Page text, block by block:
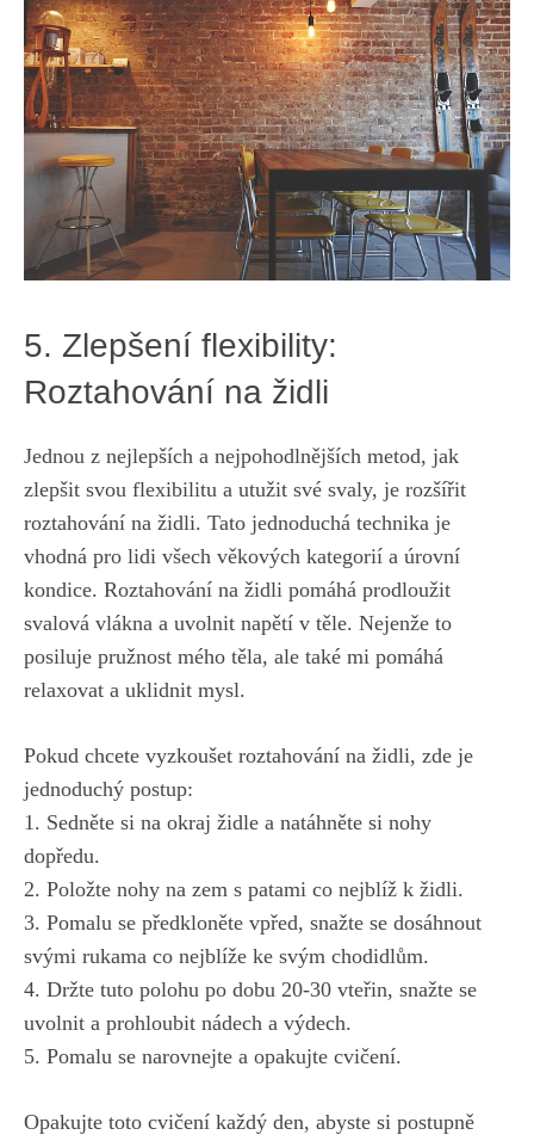
5. Zlepšení flexibility:
Roztahování‌ na židli
Jednou​ z nejlepších a nejpohodlnějších⁤ metod, jak
zlepšit svou flexibilitu a utužit své svaly, je rozšířit
roztahování na židli. Tato jednoduchá technika je
vhodná ⁤pro lidi ‍všech ‌věkových kategorií a úrovní ​
kondice.⁤ Roztahování⁣ na ​židli pomáhá‍ prodloužit
svalová vlákna ‍a uvolnit‍ napětí ⁤v těle.⁢ Nejenže to‍
posiluje pružnost mého těla, ‍ale také mi pomáhá
relaxovat⁢ a uklidnit‍ mysl.
Pokud ‌chcete‌ vyzkoušet roztahování na ⁤židli, zde je
jednoduchý ⁤postup:
1. Sedněte si⁤ na‍ okraj‍ židle a ‍natáhněte ‌si nohy
dopředu.⁢
2. Položte ⁤nohy na zem s patami co nejblíž k židli.
3. Pomalu se ​předkloněte vpřed, ‍snažte se dosáhnout
svými rukama co nejblíže ke svým chodidlům.
4. Držte tuto polohu⁤ po‌ dobu 20-30 vteřin, ‍snažte ‌se
⁢uvolnit a prohloubit‌ nádech⁢ a ⁤výdech.
5. Pomalu⁢ se ⁤narovnejte ⁣a ⁤opakujte ​cvičení.
Opakujte‌ toto ⁢cvičení každý den, abyste ‍si postupně